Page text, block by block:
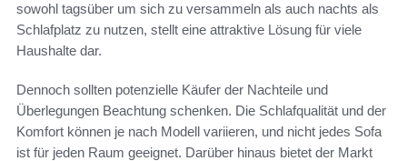
sowohl tagsüber um sich zu versammeln als auch nachts als
Schlafplatz zu nutzen, stellt eine attraktive Lösung für viele
Haushalte dar.
Dennoch sollten potenzielle Käufer der Nachteile und
Überlegungen Beachtung schenken. Die Schlafqualität und der
Komfort können je nach Modell variieren, und nicht jedes Sofa
ist für jeden Raum geeignet. Darüber hinaus bietet der Markt